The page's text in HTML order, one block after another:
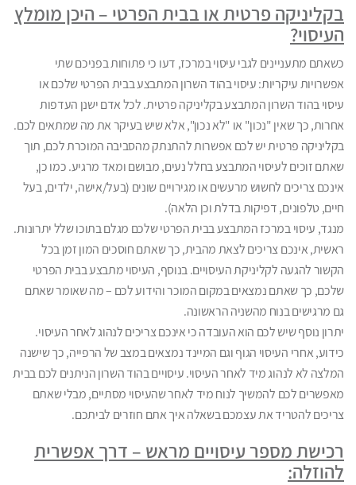
בקליניקה פרטית או בבית הפרטי – היכן מומלץ
העיסוי?
כשאתם מתעניינים לגבי עיסוי במרכז, דעו כי פתוחות בפניכם שתי
אפשרויות עיקריות: עיסוי בהוד השרון המתבצע בבית הפרטי שלכם או
עיסוי בהוד השרון המתבצע בקליניקה פרטית. לכל אדם ישנן העדפות
אחרות, כך שאין "נכון" או "לא נכון", אלא שיש בעיקר את מה שמתאים לכם.
בקליניקה פרטית יש לכם אפשרות להתנתק מהסביבה המוכרת לכם, תוך
שאתם זוכים לעיסוי המתבצע בחלל נעים, מבושם ומאד מרגיע. כמו כן,
אינכם צריכים לחשוש מרעשים או מגירויים שונים (בעל/אישה, ילדים, בעל
חיים, טלפונים, דפיקות בדלת וכן הלאה).
מנגד, עיסוי במרכז המתבצע בבית הפרטי שלכם מגלם בתוכו שלל יתרונות.
ראשית, אינכם צריכים לצאת מהבית, כך שאתם חוסכים המון זמן בכל
הקשור להגעה לקליניקת העיסויים. בנוסף, העיסוי מתבצע בבית הפרטי
שלכם, כך שאתם נמצאים במקום המוכר והידוע לכם – מה שאומר שאתם
גם מרגישים בנוח מהשניה הראשונה.
יתרון נוסף שיש לכם הוא העובדה כי אינכם צריכים לנהוג לאחר העיסוי.
כידוע, אחרי העיסוי הגוף וגם המיינד נמצאים במצב של הרפייה, כך שישנה
המלצה לא לנהוג מיד לאחר העיסוי. עיסויים בהוד השרון הניתנים לכם בבית
מאפשרים לכם להמשיך לנוח מיד לאחר שהעיסוי מסתיים, מבלי שאתם
צריכים להטריד את עצמכם בשאלה איך אתם חוזרים לביתכם.
רכישת מספר עיסויים מראש – דרך אפשרית
להוזלה: